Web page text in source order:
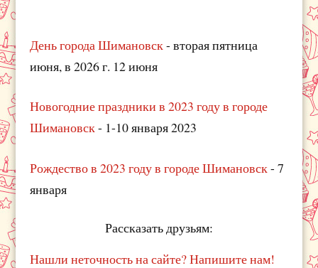
День города Шимановск- вторая пятница
июня, в 2026 г. 12 июня
Новогодние праздники в 2023 году в городе
Шимановск- 1-10 января 2023
Рождество в 2023 году в городе Шимановск- 7
января
Рассказать друзьям:
Нашли неточность на сайте? Напишите нам!